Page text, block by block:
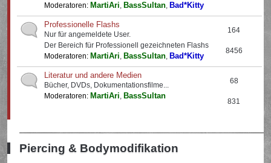
Moderatoren: MartiAri, BassSultan, Bad*Kitty
Professionelle Flashs
Nur für angemeldete User.
Der Bereich für Professionell gezeichneten Flashs
Moderatoren: MartiAri, BassSultan, Bad*Kitty
164
8456
Literatur und andere Medien
Bücher, DVDs, Dokumentationsfilme...
Moderatoren: MartiAri, BassSultan
68
831
Piercing & Bodymodifikation